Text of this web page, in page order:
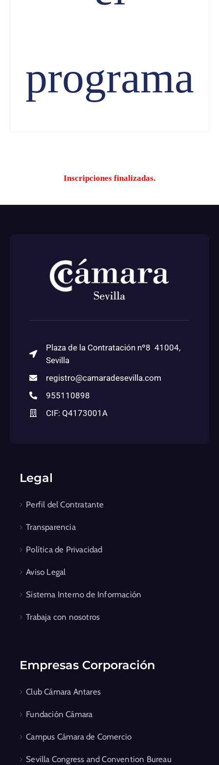
programa
Inscripciones finalizadas.
Plaza de la Contratación nº8 41004,
Sevilla
registro@camaradesevilla.com
955110898
CIF: Q4173001A
Legal
Perfil del Contratante
Transparencia
Política de Privacidad
Aviso Legal
Sistema Interno de Información
Trabaja con nosotros
Empresas Corporación
Club Cámara Antares
Fundación Cámara
Campus Cámara de Comercio
Sevilla Congress and Convention Bureau